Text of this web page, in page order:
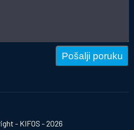
Pošalji poruku
- KIFOS - 2026